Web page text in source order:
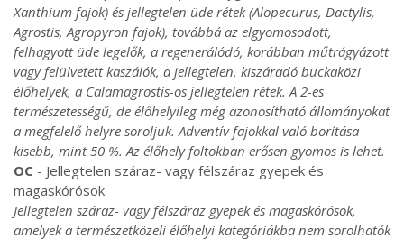
Xanthium fajok) és jellegtelen üde rétek (Alopecurus, Dactylis,
Agrostis, Agropyron fajok), továbbá az elgyomosodott,
felhagyott üde legelők, a regenerálódó, korábban műtrágyázott
vagy felülvetett kaszálók, a jellegtelen, kiszáradó buckaközi
élőhelyek, a Calamagrostis-os jellegtelen rétek. A 2-es
természetességű, de élőhelyileg még azonosítható állományokat
a megfelelő helyre soroljuk. Adventív fajokkal való borítása
kisebb, mint 50 %. Az élőhely foltokban erősen gyomos is lehet.
OC - Jellegtelen száraz- vagy félszáraz gyepek és
magaskórósok
Jellegtelen száraz- vagy félszáraz gyepek és magaskórósok,
amelyek a természetközeli élőhelyi kategóriákba nem sorolhatók